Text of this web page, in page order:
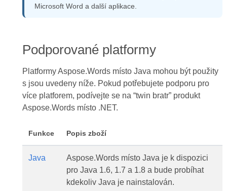
Microsoft Word a další aplikace.
Podporované platformy
Platformy Aspose.Words místo Java mohou být použity
s jsou uvedeny níže. Pokud potřebujete podporu pro
více platforem, podívejte se na “twin bratr” produkt
Aspose.Words místo .NET.
Funkce Popis zboží
Java
Aspose.Words místo Java je k dispozici
pro Java 1.6, 1.7 a 1.8 a bude probíhat
kdekoliv Java je nainstalován.